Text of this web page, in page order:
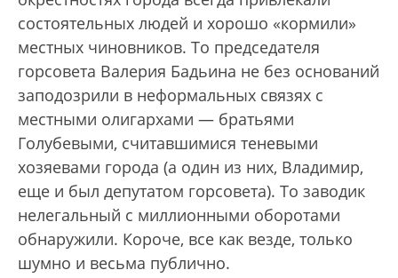
состоятельных людей и хорошо «кормили»
местных чиновников. То председателя
горсовета Валерия Бадьина не без оснований
заподозрили в неформальных связях с
местными олигархами — братьями
Голубевыми, считавшимися теневыми
хозяевами города (а один из них, Владимир,
еще и был депутатом горсовета). То заводик
нелегальный с миллионными оборотами
обнаружили. Короче, все как везде, только
шумно и весьма публично.